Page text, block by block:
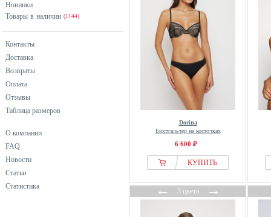
Новинки
Товары в наличии (1144)
Контакты
Доставка
Возвраты
Оплата
Отзывы
Таблица размеров
О компании
FAQ
Новости
Статьи
Статистика
Dorina
Бюстгальтер на косточках
6 600 ₽
КУПИТЬ
←3 цвета→